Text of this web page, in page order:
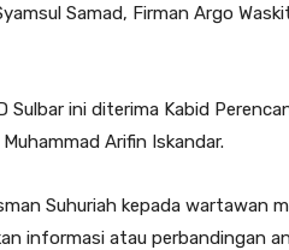
Samad, Firman Argo
Sulbar ini diterima Kabid
Arifin Iskandar.
Suhuriah kepada wartawan
informasi atau perbandingan